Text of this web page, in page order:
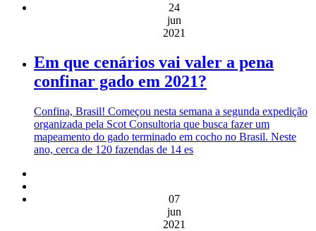
24
jun
2021
Em que cenários vai valer a pena
confinar gado em 2021?
Confina, Brasil! Começou nesta semana a segunda expedição
organizada pela Scot Consultoria que busca fazer um
mapeamento do gado terminado em cocho no Brasil. Neste
ano, cerca de 120 fazendas de 14 es
07
jun
2021